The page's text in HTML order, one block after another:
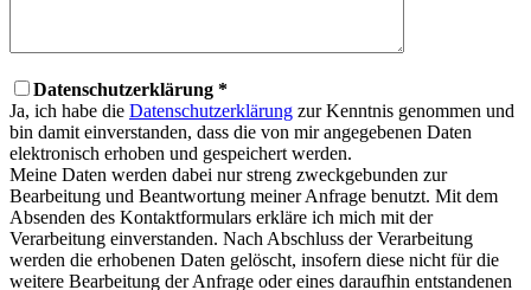
Datenschutzerklärung *
Ja, ich habe die Datenschutzerklärung zur Kenntnis genommen und
bin damit einverstanden, dass die von mir angegebenen Daten
elektronisch erhoben und gespeichert werden.
Meine Daten werden dabei nur streng zweckgebunden zur
Bearbeitung und Beantwortung meiner Anfrage benutzt. Mit dem
Absenden des Kontaktformulars erkläre ich mich mit der
Verarbeitung einverstanden. Nach Abschluss der Verarbeitung
werden die erhobenen Daten gelöscht, insofern diese nicht für die
weitere Bearbeitung der Anfrage oder eines daraufhin entstandenen